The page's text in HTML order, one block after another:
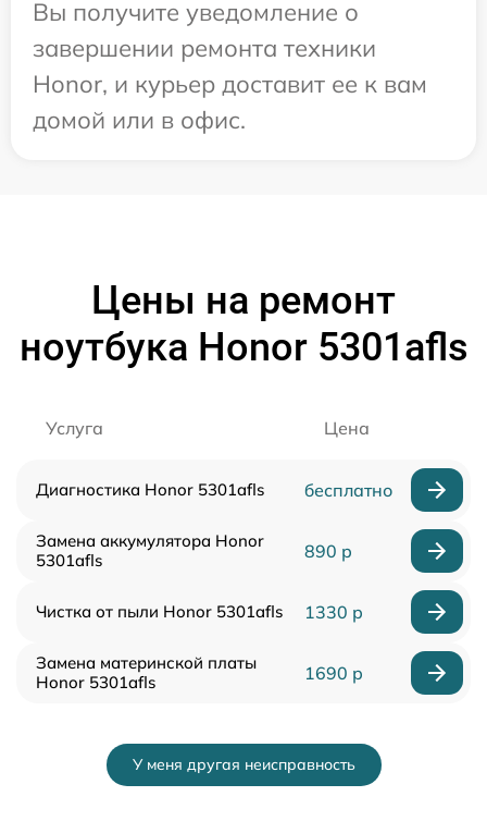
Вы получите уведомление о
завершении ремонта техники
Honor, и курьер доставит ее к вам
домой или в офис.
Цены на ремонт
ноутбука Honor 5301afls
Услуга Цена
Диагностика Honor 5301afls бесплатно
Замена аккумулятора Honor
5301afls
890 р
Чистка от пыли Honor 5301afls 1330 р
Замена материнской платы
Honor 5301afls
1690 р
У меня другая неисправность